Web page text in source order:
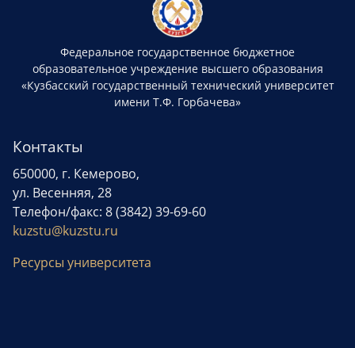
Федеральное государственное бюджетное
образовательное учреждение высшего образования
«Кузбасский государственный технический университет
имени Т.Ф. Горбачева»
Контакты
650000, г. Кемерово,
ул. Весенняя, 28
Телефон/факс: 8 (3842) 39-69-60
kuzstu@kuzstu.ru
Ресурсы университета